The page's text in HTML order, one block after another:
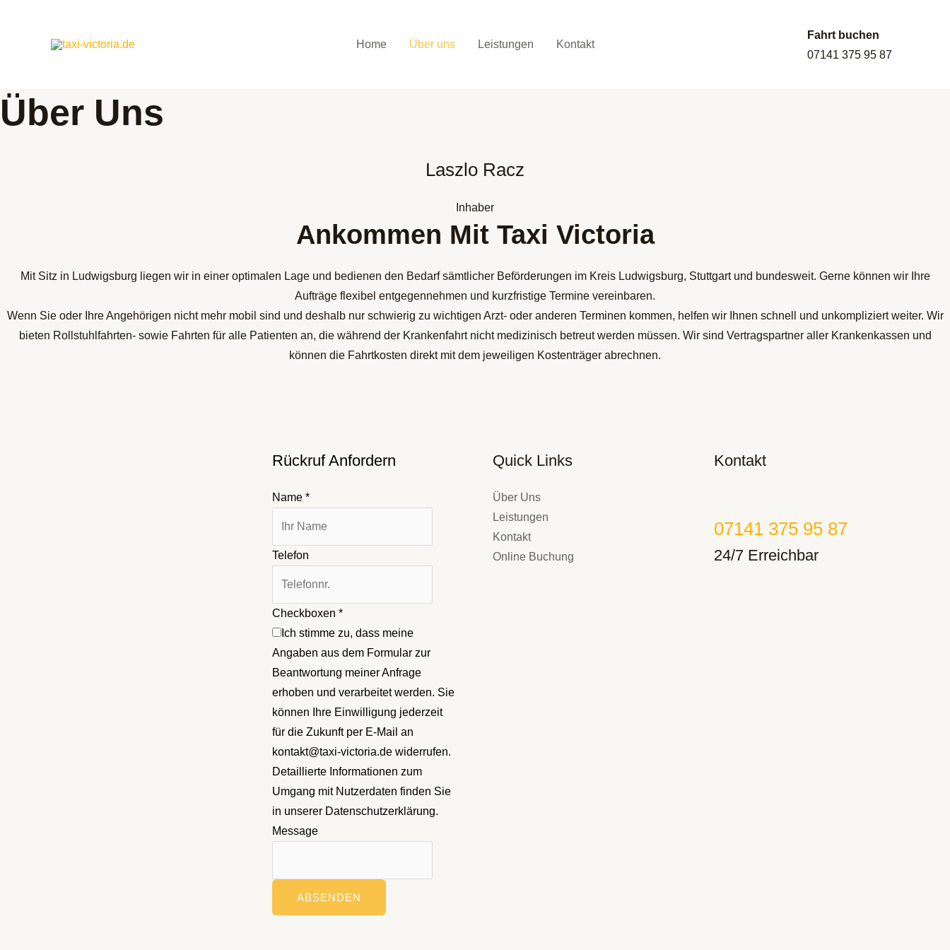
Home Über uns Leistungen Kontakt
Fahrt buchen
07141 375 95 87
Über Uns
Laszlo Racz
Inhaber
Ankommen Mit Taxi Victoria
Mit Sitz in Ludwigsburg liegen wir in einer optimalen Lage und bedienen den Bedarf sämtlicher Beförderungen im Kreis Ludwigsburg, Stuttgart und bundesweit. Gerne können wir Ihre
Aufträge flexibel entgegennehmen und kurzfristige Termine vereinbaren.
Wenn Sie oder Ihre Angehörigen nicht mehr mobil sind und deshalb nur schwierig zu wichtigen Arzt- oder anderen Terminen kommen, helfen wir Ihnen schnell und unkompliziert weiter. Wir
bieten Rollstuhlfahrten- sowie Fahrten für alle Patienten an, die während der Krankenfahrt nicht medizinisch betreut werden müssen. Wir sind Vertragspartner aller Krankenkassen und
können die Fahrtkosten direkt mit dem jeweiligen Kostenträger abrechnen.
Rückruf Anfordern
Name *
Telefon
Checkboxen *
Ich stimme zu, dass meine
Angaben aus dem Formular zur
Beantwortung meiner Anfrage
erhoben und verarbeitet werden. Sie
können Ihre Einwilligung jederzeit
für die Zukunft per E-Mail an
kontakt@taxi-victoria.de widerrufen.
Detaillierte Informationen zum
Umgang mit Nutzerdaten finden Sie
in unserer Datenschutzerklärung.
Message
ABSENDEN
Quick Links
Über Uns
Leistungen
Kontakt
Online Buchung
Kontakt
07141 375 95 87
24/7 Erreichbar